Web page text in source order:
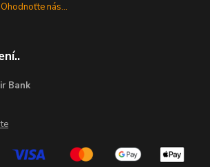
nás...
Bank